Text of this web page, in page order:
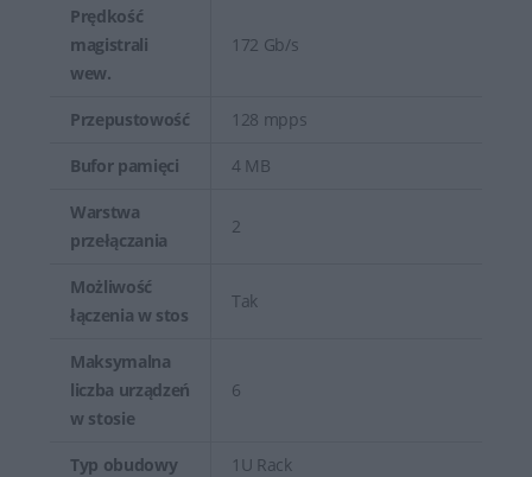
Prędkość
magistrali
wew.
172 Gb/s
Przepustowość 128 mpps
Bufor pamięci 4 MB
Warstwa
przełączania
2
Możliwość
łączenia w stos
Tak
Maksymalna
liczba urządzeń
w stosie
6
Typ obudowy 1U Rack